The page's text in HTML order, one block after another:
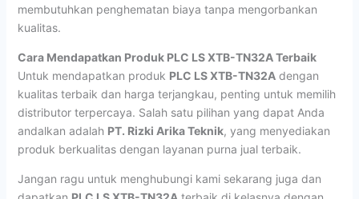
membutuhkan penghematan biaya tanpa mengorbankan
kualitas.
Cara Mendapatkan Produk PLC LS XTB-TN32A Terbaik
Untuk mendapatkan produk PLC LS XTB-TN32Adengan
kualitas terbaik dan harga terjangkau, penting untuk memilih
distributor terpercaya. Salah satu pilihan yang dapat Anda
andalkan adalah PT. Rizki Arika Teknik, yang menyediakan
produk berkualitas dengan layanan purna jual terbaik.
Jangan ragu untuk menghubungi kami sekarang juga dan